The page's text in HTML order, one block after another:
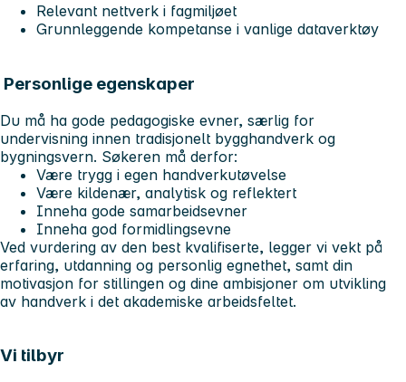
Relevant nettverk i fagmiljøet
Grunnleggende kompetanse i vanlige dataverktøy
Personlige egenskaper
Du må ha gode pedagogiske evner, særlig for
undervisning innen tradisjonelt bygghandverk og
bygningsvern. Søkeren må derfor:
Være trygg i egen handverkutøvelse
Være kildenær, analytisk og reflektert
Inneha gode samarbeidsevner
Inneha god formidlingsevne
Ved vurdering av den best kvalifiserte, legger vi vekt på
erfaring, utdanning og personlig egnethet, samt din
motivasjon for stillingen og dine ambisjoner om utvikling
av handverk i det akademiske arbeidsfeltet.
Vi tilbyr